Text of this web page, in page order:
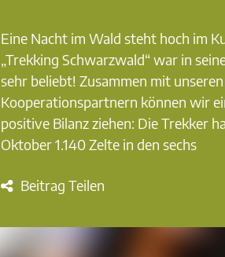
Eine Nacht im Wald steht hoch im
„Trekking Schwarzwald“ war in
sehr beliebt! Zusammen mit unseren
Kooperationspartnern können wir
positive Bilanz ziehen: Die Trekker
Oktober 1.140 Zelte in den sechs
Beitrag Teilen